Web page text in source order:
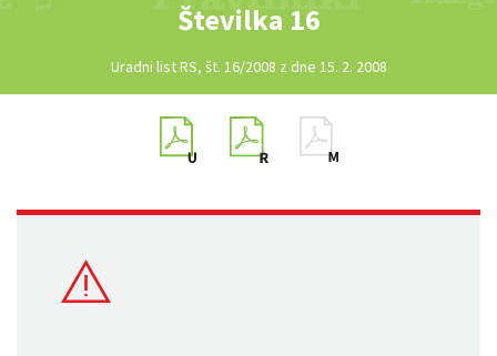
Številka 16
Uradni list RS, št. 16/2008 z dne 15. 2. 2008